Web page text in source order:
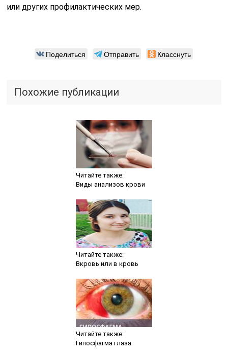
или других профилактических мер.
Поделиться Отправить Класснуть
Похожие публикации
Читайте также:
Виды анализов крови
Читайте также:
Вкровь или в кровь
Читайте также:
Гипосфагма глаза